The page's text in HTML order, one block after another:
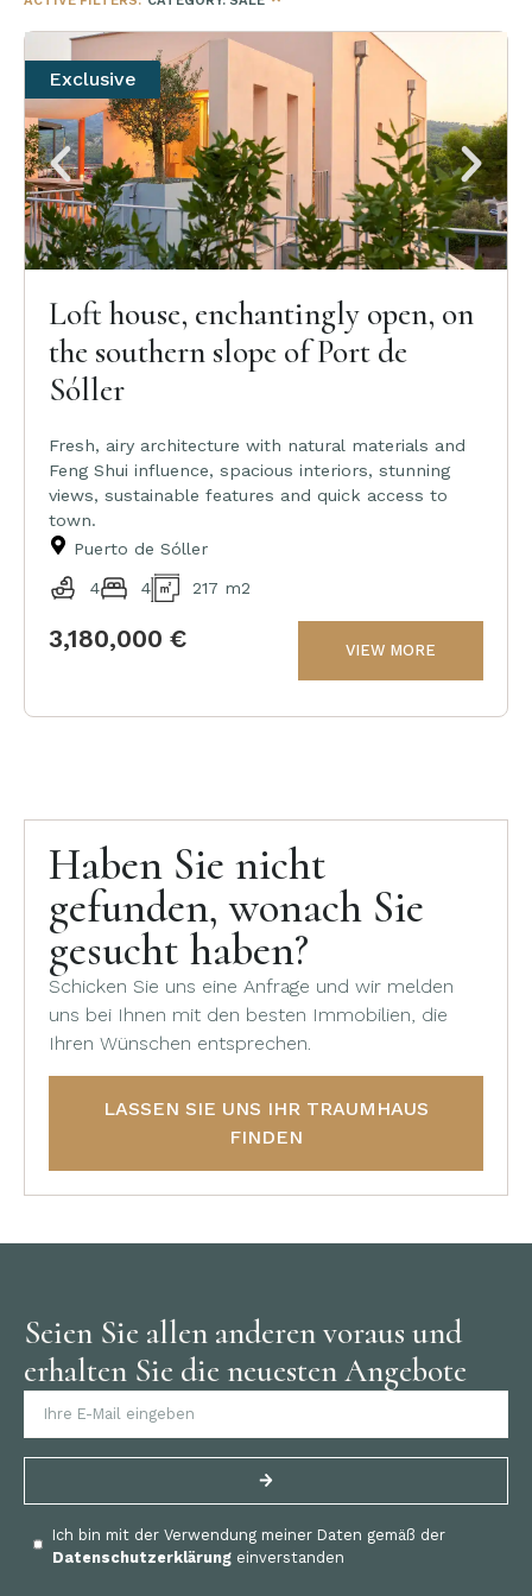
Exclusive
Loft house, enchantingly open, on
the southern slope of Port de
Sóller
Fresh, airy architecture with natural materials and
Feng Shui influence, spacious interiors, stunning
views, sustainable features and quick access to
town.
Puerto de Sóller
4 4 217 m2
3,180,000 € VIEW MORE
Haben Sie nicht
gefunden, wonach Sie
gesucht haben?
Schicken Sie uns eine Anfrage und wir melden
uns bei Ihnen mit den besten Immobilien, die
Ihren Wünschen entsprechen.
LASSEN SIE UNS IHR TRAUMHAUS
FINDEN
Seien Sie allen anderen voraus und
erhalten Sie die neuesten Angebote
Ich bin mit der Verwendung meiner Daten gemäß der
Datenschutzerklärung einverstanden